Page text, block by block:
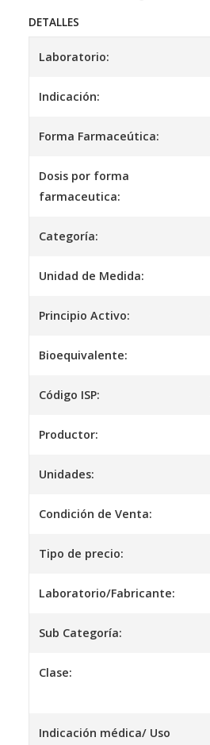
DETALLES
Laboratorio:
Indicación:
Forma Farmaceútica:
Dosis por forma
farmaceutica:
Categoría:
Unidad de Medida:
Principio Activo:
Bioequivalente:
Código ISP:
Productor:
Unidades:
Condición de Venta:
Tipo de precio:
Laboratorio/Fabricante:
Sub Categoría:
Clase:
Indicación médica/ Uso